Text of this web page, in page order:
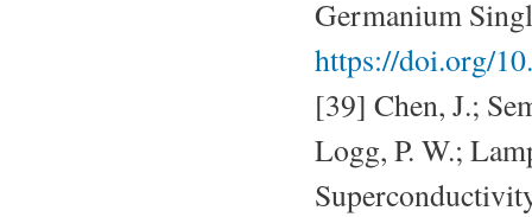
Germanium
https://doi.org/
[39] Chen, J.;
Logg, P. W.;